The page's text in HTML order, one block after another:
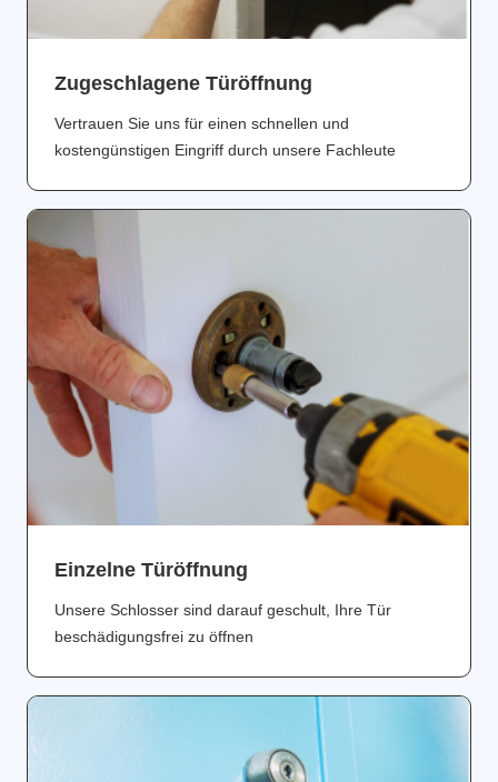
Zugeschlagene Türöffnung
Vertrauen Sie uns für einen schnellen und
kostengünstigen Eingriff durch unsere Fachleute
Einzelne Türöffnung
Unsere Schlosser sind darauf geschult, Ihre Tür
beschädigungsfrei zu öffnen